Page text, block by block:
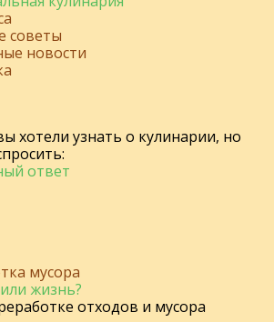
советы
новости
хотели узнать о кулинарии, но
ответ
мусора
жизнь?
отходов и мусора